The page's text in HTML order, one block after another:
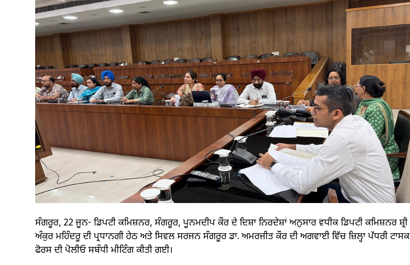
ਸੰਗਰੂਰ, 22 ਜੂਨ- ਡਿਪਟੀ ਕਮਿਸ਼ਨਰ, ਸੰਗਰੂਰ, ਪੂਨਮਦੀਪ ਕੌਰ ਦੇ ਦਿਸ਼ਾ ਨਿਰਦੇਸ਼ਾਂ ਅਨੁਸਾਰ ਵਧੀਕ ਡਿਪਟੀ ਕਮਿਸ਼ਨਰ ਸ਼੍ਰੀ
ਅੰਕੁਰ ਮਹਿੰਦਰੂ ਦੀ ਪ੍ਰਧਾਨਗੀ ਹੇਠ ਅਤੇ ਸਿਵਲ ਸਰਜਨ ਸੰਗਰੂਰ ਡਾ. ਅਮਰਜੀਤ ਕੌਰ ਦੀ ਅਗਵਾਈ ਵਿੱਚ ਜ਼ਿਲ੍ਹਾ ਪੱਧਰੀ ਟਾਸਕ
ਫੋਰਸ ਦੀ ਪੋਲੀਓ ਸਬੰਧੀ ਮੀਟਿੰਗ ਕੀਤੀ ਗਈ।